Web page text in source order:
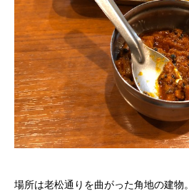
場所は老松通りを曲がった角地の建物。